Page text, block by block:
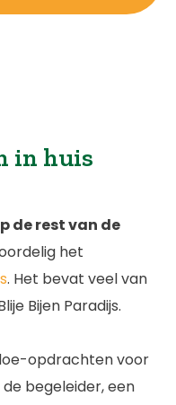
in huis
de rest van de
het
. Het bevat veel van
Bijen Paradijs.
opdrachten voor
begeleider, een